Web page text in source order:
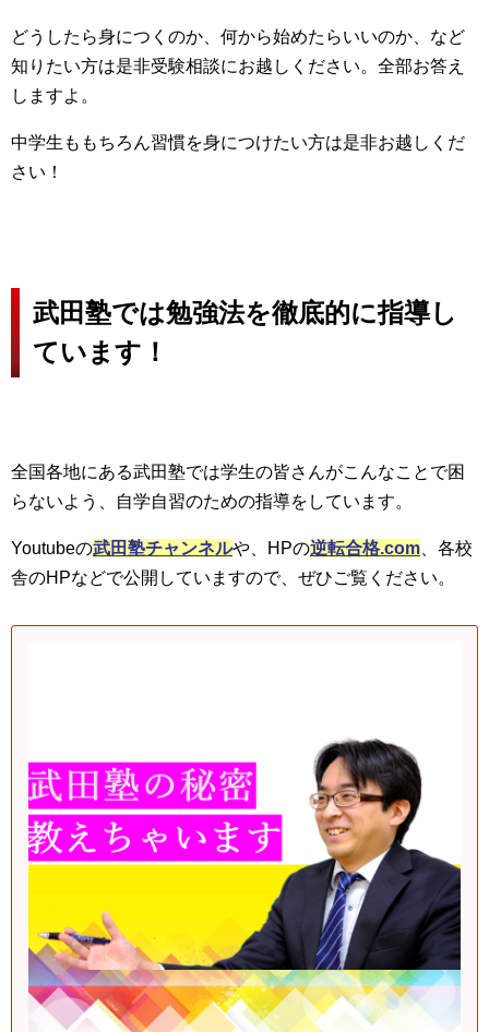
どうしたら身につくのか、何から始めたらいいのか、など
知りたい方は是非受験相談にお越しください。全部お答え
しますよ。
中学生ももちろん習慣を身につけたい方は是非お越しくだ
さい！
武田塾では勉強法を徹底的に指導し
ています！
全国各地にある武田塾では学生の皆さんがこんなことで困
らないよう、自学自習のための指導をしています。
Youtubeの武田塾チャンネルや、HPの逆転合格.com 、各校
舎のHPなどで公開していますので、ぜひご覧ください。